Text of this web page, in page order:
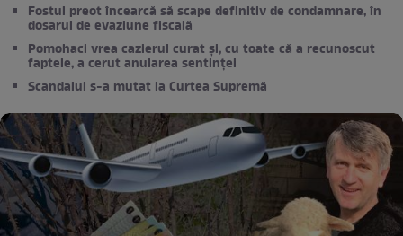
Fostul preot încearcă să scape definitiv de condamnare, în
dosarul de evaziune fiscală
Pomohaci vrea cazierul curat și, cu toate că a recunoscut
faptele, a cerut anularea sentinței
Scandalul s-a mutat la Curtea Supremă